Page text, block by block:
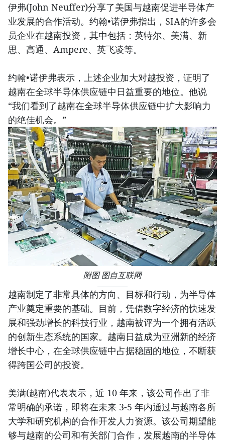
伊弗(John Neuffer)分享了美国与越南促进半导体产
业发展的合作活动。约翰•诺伊弗指出，SIA的许多会
员企业在越南投资，其中包括：英特尔、美满、新
思、高通、Ampere、英飞凌等。
约翰•诺伊弗表示，上述企业加大对越投资，证明了
越南在全球半导体供应链中日益重要的地位。他说
“我们看到了越南在全球半导体供应链中扩大影响力
的绝佳机会。”
附图 图自互联网
越南制定了非常具体的方向、目标和行动，为半导体
产业奠定重要的基础。目前，凭借数字经济的快速发
展和强劲增长的科技行业，越南被评为一个拥有活跃
的创新生态系统的国家。越南日益成为亚洲新的经济
增长中心，在全球供应链中占据稳固的地位，不断获
得跨国公司的投资。
美满(越南)代表表示，近 10 年来，该公司作出了非
常明确的承诺，即将在未来 3-5 年内通过与越南各所
大学和研究机构的合作开发人力资源。该公司期望能
够与越南的公司和有关部门合作，发展越南的半导体